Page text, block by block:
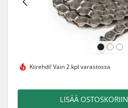
Kiirehdi!Vain 2 kpl varastossa
LISÄÄ OSTOSKORIIN